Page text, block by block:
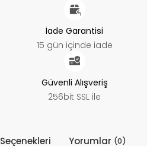
İade Garantisi
15 gün içinde iade
Güvenli Alışveriş
256bit SSL ile
Yorumlar (0)